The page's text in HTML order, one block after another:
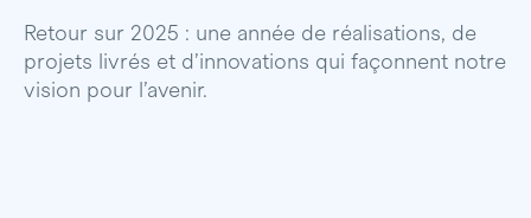
Retour sur 2025 : une année de réalisations, de
projets livrés et d’innovations qui façonnent notre
vision pour l’avenir.